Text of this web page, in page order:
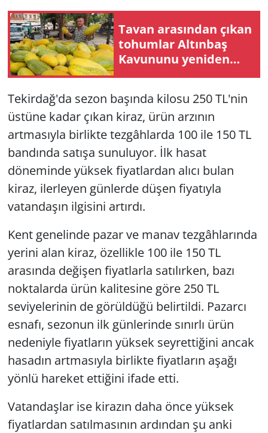
Tavan arasından çıkan
tohumlar Altınbaş
Kavununu yeniden
canlandırdı
Tekirdağ'da sezon başında kilosu 250 TL'nin
üstüne kadar çıkan kiraz, ürün arzının
artmasıyla birlikte tezgâhlarda 100 ile 150 TL
bandında satışa sunuluyor. İlk hasat
döneminde yüksek fiyatlardan alıcı bulan
kiraz, ilerleyen günlerde düşen fiyatıyla
vatandaşın ilgisini artırdı.
Kent genelinde pazar ve manav tezgâhlarında
yerini alan kiraz, özellikle 100 ile 150 TL
arasında değişen fiyatlarla satılırken, bazı
noktalarda ürün kalitesine göre 250 TL
seviyelerinin de görüldüğü belirtildi. Pazarcı
esnafı, sezonun ilk günlerinde sınırlı ürün
nedeniyle fiyatların yüksek seyrettiğini ancak
hasadın artmasıyla birlikte fiyatların aşağı
yönlü hareket ettiğini ifade etti.
Vatandaşlar ise kirazın daha önce yüksek
fiyatlardan satılmasının ardından şu anki